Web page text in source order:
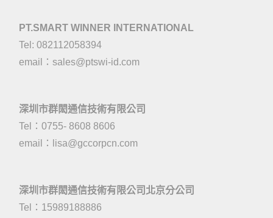
PT.SMART WINNER INTERNATIONAL
Tel: 082112058394
email： sales@ptswi-id.com
深圳市群閎通信技術有限公司
Tel：0755- 8608 8606
email：
lisa@gccorpcn.com
深圳市群閎通信技術有限公司北京分公司
Tel：15989188886